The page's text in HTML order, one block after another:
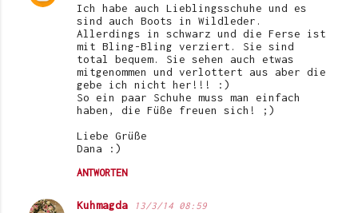
Ich habe auch Lieblingsschuhe und es
sind auch Boots in Wildleder.
Allerdings in schwarz und die Ferse ist
mit Bling-Bling verziert. Sie sind
total bequem. Sie sehen auch etwas
mitgenommen und verlottert aus aber die
gebe ich nicht her!!! :)
So ein paar Schuhe muss man einfach
haben, die Füße freuen sich! ;)
Liebe Grüße
Dana :)
ANTWORTEN
Kuhmagda 13/3/14 08:59